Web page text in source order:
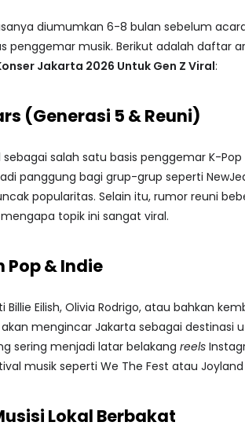
diumumkan 6-8 bulan sebelum
penggemar musik. Berikut adalah daftar
Jakarta 2026 Untuk Gen Z Viral:
(Generasi 5 & Reuni)
sebagai salah satu basis penggemar K-
panggung bagi grup-grup seperti
popularitas. Selain itu, rumor reuni
topik ini sangat viral.
Pop & Indie
Eilish, Olivia Rodrigo, atau bahkan
mengincar Jakarta sebagai destinasi
sering menjadi latar belakang reels
musik seperti We The Fest atau Joyland
Lokal Berbakat